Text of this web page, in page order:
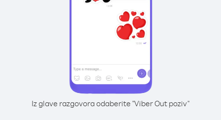
Iz glave razgovora odaberite "Viber Out poziv"